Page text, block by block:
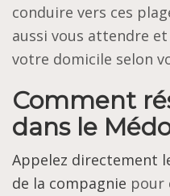
conduire vers ces
aussi vous attendre
votre domicile selon
Comment
dans le
Appelez directement
de la compagnie pour